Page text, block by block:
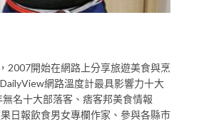
2007開始在網路上分享旅遊美食與烹
網路溫度計最具影響力十大
名十大部落客、痞客邦美食情報
日報飲食男女專欄作家、參與各縣市